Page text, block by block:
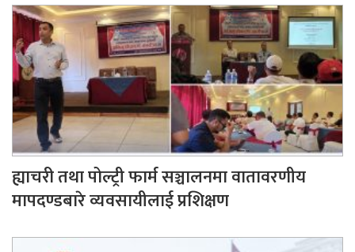
ह्याचरी तथा पोल्ट्री फार्म सञ्चालनमा वातावरणीय
मापदण्डबारे व्यवसायीलाई प्रशिक्षण